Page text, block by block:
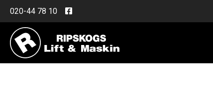
Skip
content
020-44 78 10
Home